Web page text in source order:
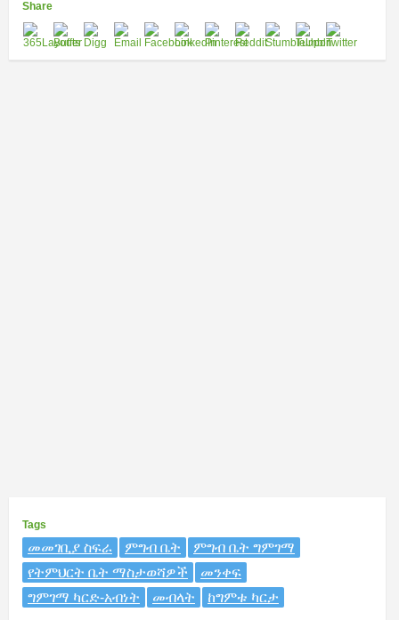
Share
Tags
መመገቢያ ስፍራ ምግብ ቤት
ምግብ ቤት ግምገማ
የትምህርት ቤት ማስታወሻዎች
መንቀፍ
ግምገማ ካርድ-አብነት
መብላት ከግምቱ ካርታ